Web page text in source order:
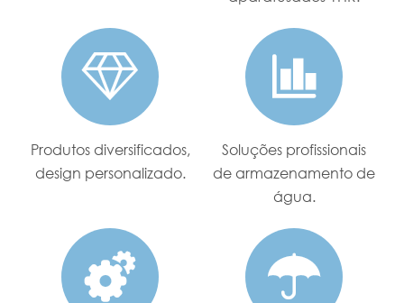

Produtos diversificados,
design personalizado.

Soluções profissionais
de armazenamento de
água.
 